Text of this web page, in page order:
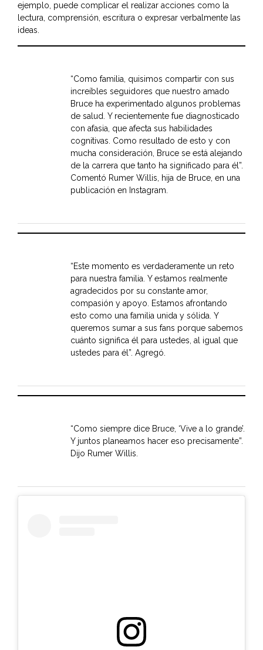
ejemplo, puede complicar el realizar acciones como la
lectura, comprensión, escritura o expresar verbalmente las
ideas.
“Como familia, quisimos compartir con sus
increíbles seguidores que nuestro amado
Bruce ha experimentado algunos problemas
de salud. Y recientemente fue diagnosticado
con afasia, que afecta sus habilidades
cognitivas. Como resultado de esto y con
mucha consideración, Bruce se está alejando
de la carrera que tanto ha significado para él”.
Comentó Rumer Willis, hija de Bruce, en una
publicación en Instagram.
“Este momento es verdaderamente un reto
para nuestra familia. Y estamos realmente
agradecidos por su constante amor,
compasión y apoyo. Estamos afrontando
esto como una familia unida y sólida. Y
queremos sumar a sus fans porque sabemos
cuánto significa él para ustedes, al igual que
ustedes para él”. Agregó.
“Como siempre dice Bruce, ‘Vive a lo grande’.
Y juntos planeamos hacer eso precisamente”.
Dijo Rumer Willis.